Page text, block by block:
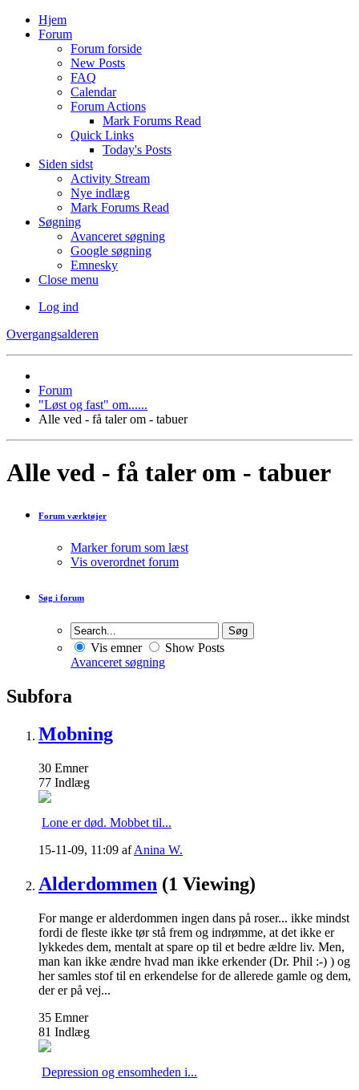
Hjem
Forum
Forum forside
New Posts
FAQ
Calendar
Forum Actions
Mark Forums Read
Quick Links
Today's Posts
Siden sidst
Activity Stream
Nye indlæg
Mark Forums Read
Søgning
Avanceret søgning
Google søgning
Emnesky
Close menu
Log ind
Overgangsalderen
Forum
"Løst og fast" om......
Alle ved - få taler om - tabuer
Alle ved - få taler om - tabuer
Forum værktøjer
Marker forum som læst
Vis overordnet forum
Søg i forum
Vis emner
Show Posts
Avanceret søgning
Subfora
Mobning
30 Emner
77 Indlæg
Lone er død. Mobbet til...
15-11-09, 11:09 afAnina W.
Alderdommen (1 Viewing)
For mange er alderdommen ingen dans på roser... ikke mindst
fordi de fleste ikke tør stå frem og indrømme, at det ikke er
lykkedes dem, mentalt at spare op til et bedre ældre liv. Men,
man kan ikke ændre hvad man ikke erkender (Dr. Phil :-) ) og
her samles stof til en erkendelse for de allerede gamle og dem,
der er på vej...
35 Emner
81 Indlæg
Depression og ensomheden i...